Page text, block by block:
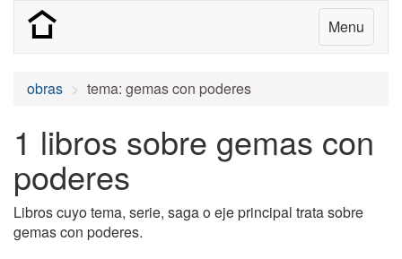
Menu
obras tema: gemas con poderes
1 libros sobre gemas con
poderes
Libros cuyo tema, serie, saga o eje principal trata sobre
gemas con poderes.